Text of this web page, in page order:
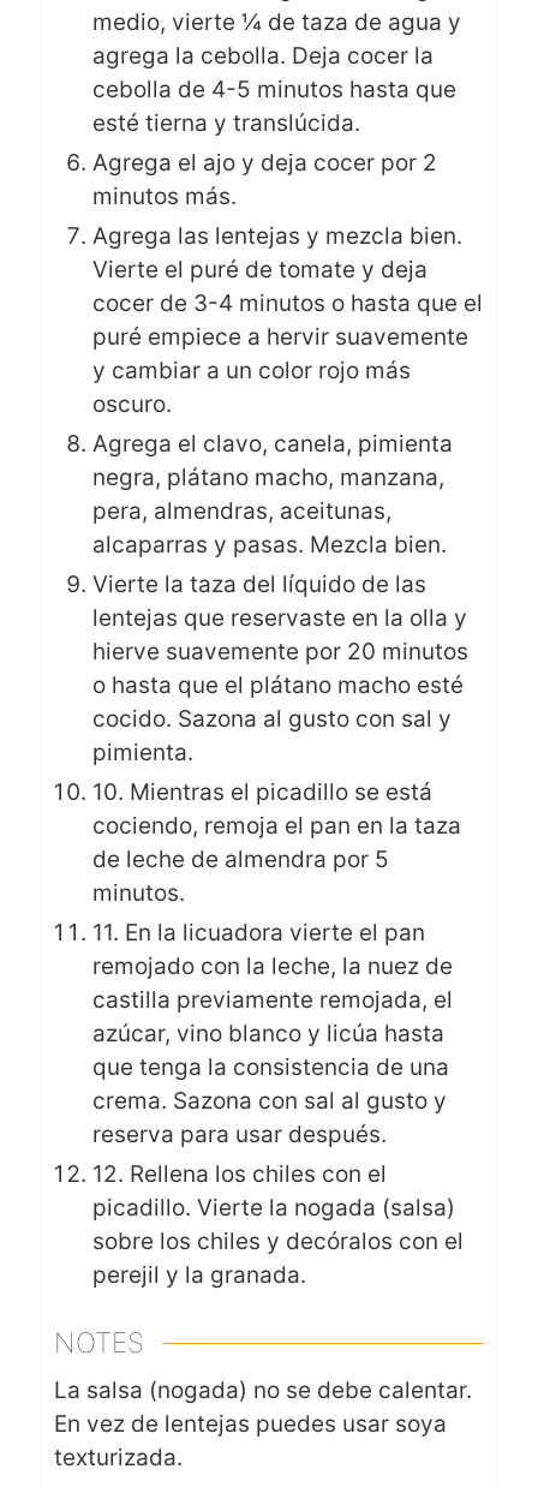
medio, vierte ¼ de taza de agua y
agrega la cebolla. Deja cocer la
cebolla de 4-5 minutos hasta que
esté tierna y translúcida.
Agrega el ajo y deja cocer por 2
minutos más.
Agrega las lentejas y mezcla bien.
Vierte el puré de tomate y deja
cocer de 3-4 minutos o hasta que el
puré empiece a hervir suavemente
y cambiar a un color rojo más
oscuro.
Agrega el clavo, canela, pimienta
negra, plátano macho, manzana,
pera, almendras, aceitunas,
alcaparras y pasas. Mezcla bien.
Vierte la taza del líquido de las
lentejas que reservaste en la olla y
hierve suavemente por 20 minutos
o hasta que el plátano macho esté
cocido. Sazona al gusto con sal y
pimienta.
10. Mientras el picadillo se está
cociendo, remoja el pan en la taza
de leche de almendra por 5
minutos.
11. En la licuadora vierte el pan
remojado con la leche, la nuez de
castilla previamente remojada, el
azúcar, vino blanco y licúa hasta
que tenga la consistencia de una
crema. Sazona con sal al gusto y
reserva para usar después.
12. Rellena los chiles con el
picadillo. Vierte la nogada (salsa)
sobre los chiles y decóralos con el
perejil y la granada.
NOTES
La salsa (nogada) no se debe calentar.
En vez de lentejas puedes usar soya
texturizada.